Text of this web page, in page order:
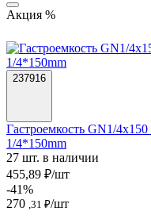
Акция %
237916
Гастроемкость GN1/
1/4*150mm
27 шт. в наличии
455,89 ₽/шт
-41%
270 ,31 ₽/шт